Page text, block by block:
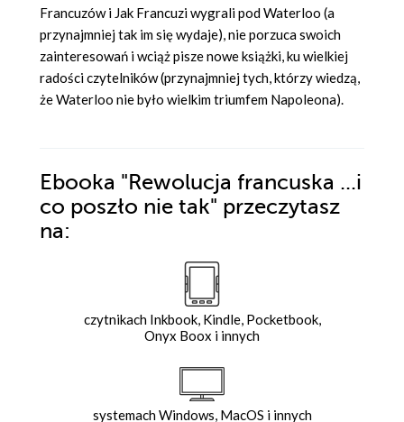
Francuzów i Jak Francuzi wygrali pod Waterloo (a
przynajmniej tak im się wydaje), nie porzuca swoich
zainteresowań i wciąż pisze nowe książki, ku wielkiej
radości czytelników (przynajmniej tych, którzy wiedzą,
że Waterloo nie było wielkim triumfem Napoleona).
Ebooka "Rewolucja francuska ...i
co poszło nie tak" przeczytasz
na:
czytnikach Inkbook, Kindle, Pocketbook,
Onyx Boox i innych
systemach Windows, MacOS i innych